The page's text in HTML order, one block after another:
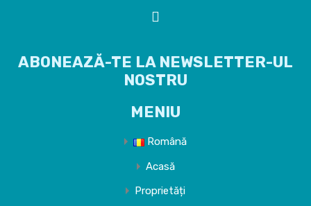
ABONEAZĂ-TE LA NEWSLETTER-UL
NOSTRU
MENIU
Română
Acasă
Proprietăți